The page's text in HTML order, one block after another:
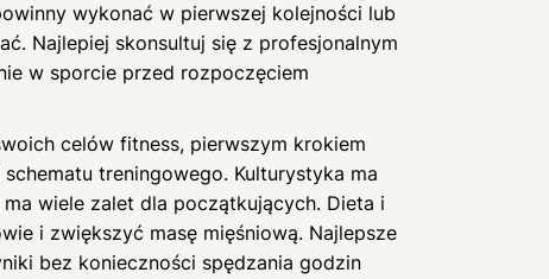
wykonać w pierwszej kolejności lub
Najlepiej skonsultuj się z profesjonalnym
w sporcie przed rozpoczęciem
celów fitness, pierwszym krokiem
treningowego. Kulturystyka ma
wiele zalet dla początkujących. Dieta i
i zwiększyć masę mięśniową. Najlepsze
bez konieczności spędzania godzin